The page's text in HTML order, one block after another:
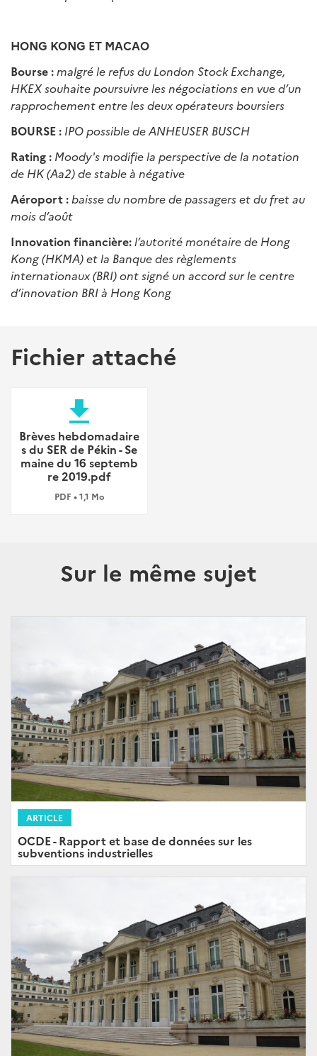
HONG KONG ET MACAO
Bourse : malgré le refus du London Stock Exchange,
HKEX souhaite poursuivre les négociations en vue d’un
rapprochement entre les deux opérateurs boursiers
BOURSE : IPO possible de ANHEUSER BUSCH
Rating : Moody's modifie la perspective de la notation
de HK (Aa2) de stable à négative
Aéroport : baisse du nombre de passagers et du fret au
mois d’août
Innovation financière: l’autorité monétaire de Hong
Kong (HKMA) et la Banque des règlements
internationaux (BRI) ont signé un accord sur le centre
d’innovation BRI à Hong Kong
Fichier attaché
file_download
Brèves hebdomadaire
s du SER de Pékin - Se
maine du 16 septemb
re 2019.pdf
PDF • 1,1 Mo
Sur le même sujet
ARTICLE
OCDE - Rapport et base de données sur les
subventions industrielles